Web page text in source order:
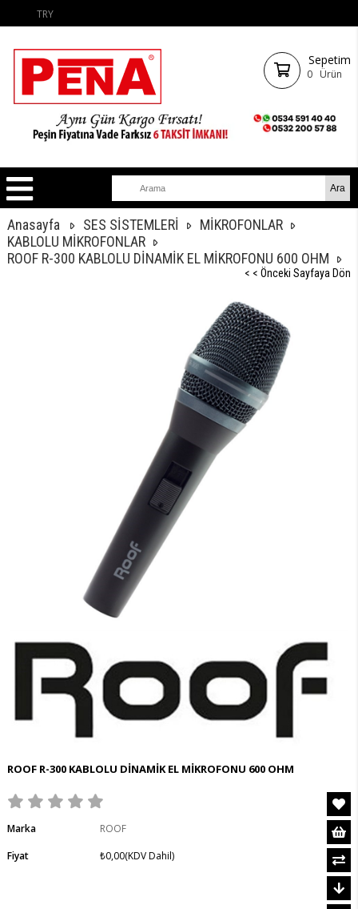
TRY
Sepetim
0 Ürün
Anasayfa SES SİSTEMLERİ
MİKROFONLAR
KABLOLU MİKROFONLAR
ROOF R-300 KABLOLU DİNAMİK EL MİKROFONU 600 OHM
< < Önceki Sayfaya Dön
ROOF R-300 KABLOLU DİNAMİK EL MİKROFONU 600 OHM
Marka
ROOF
Fiyat
₺0,00(KDV Dahil)